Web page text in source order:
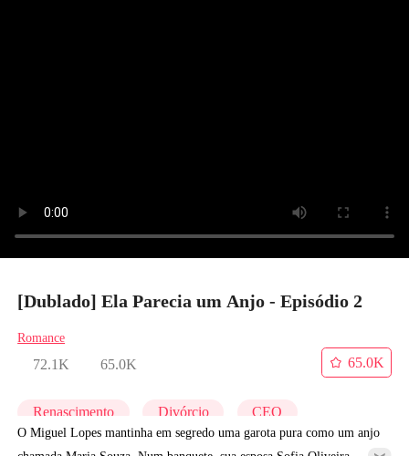
[Dublado] Ela Parecia um Anjo - Episódio 2
Romance
72.1K 65.0K
65.0K
Renascimento Divórcio CEO
O Miguel Lopes mantinha em segredo uma garota pura como um anjo